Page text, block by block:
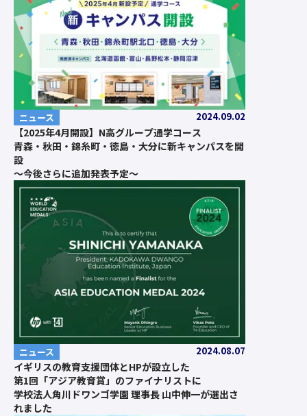
ニュース 2024.09.02
【2025年4月開設】N高グループ通学コース
青森・秋田・錦糸町・徳島・大分に新キャンパスを開
設
〜今後さらに追加発表予定〜
ニュース 2024.08.07
イギリスの教育支援団体とHPが設立した
第1回「アジア教育賞」のファイナリストに
学校法人角川ドワンゴ学園 理事長 山中伸一が選出さ
れました